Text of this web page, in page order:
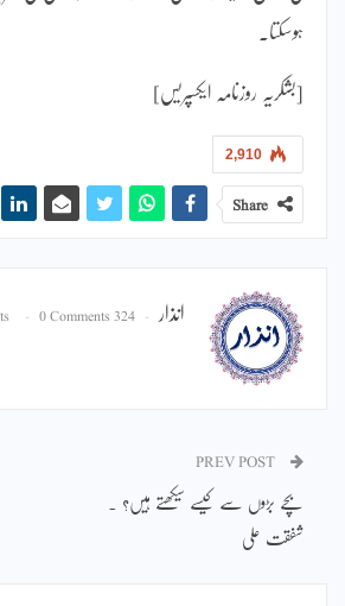
ہوسکتا۔
[بشکریہ روزنامہ ایکسپریس]
2,910
Share
انذار 324 Posts
0 Comments
بچے بڑوں سے کیسے سیکھتے ہیں؟ ۔
شفقت علی